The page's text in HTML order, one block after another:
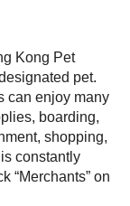
Kong Pet
pet.
can enjoy many
boarding,
shopping,
constantly
“Merchants” on